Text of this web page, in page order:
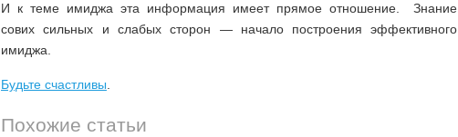
И к теме имиджа эта информация имеет прямое отношение. Знание
сових сильных и слабых сторон — начало построения эффективного
имиджа.
Будьте счастливы.
Похожие статьи